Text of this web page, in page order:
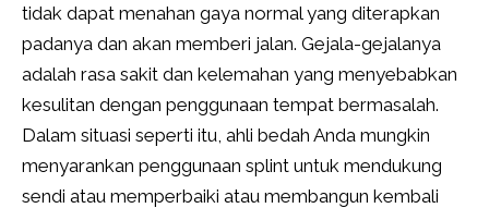
tidak dapat menahan gaya normal yang diterapkan
padanya dan akan memberi jalan. Gejala-gejalanya
adalah rasa sakit dan kelemahan yang menyebabkan
kesulitan dengan penggunaan tempat bermasalah.
Dalam situasi seperti itu, ahli bedah Anda mungkin
menyarankan penggunaan splint untuk mendukung
sendi atau memperbaiki atau membangun kembali